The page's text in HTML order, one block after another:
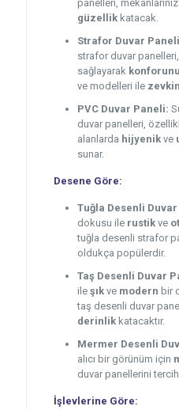
panelleri,
güzellikkatacak.
Strafor Duvar
strafor duvar panelleri,
sağlayarak
ve modelleri ile
PVC Duvar Paneli:
duvar panelleri,
alanlarda hijyenikve
sunar.
Desene Göre:
Tuğla Desenli
dokusu ile rustikve
tuğla desenli strafor
oldukça popülerdir.
Taş Desenli Duvar
ile şıkve modern bir
taş desenli duvar
derinlikkatacaktır.
Mermer Desenli
alıcı bir görünüm için
duvar panellerini
İşlevlerine Göre: